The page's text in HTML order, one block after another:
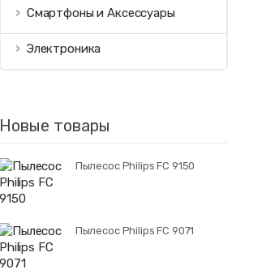
Смартфоны и Аксессуары
Электроника
Новые товары
Пылесос Philips FC 9150
Пылесос Philips FC 9071